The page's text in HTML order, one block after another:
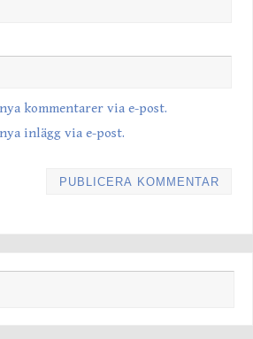
kommentarer via e-post.
inlägg via e-post.